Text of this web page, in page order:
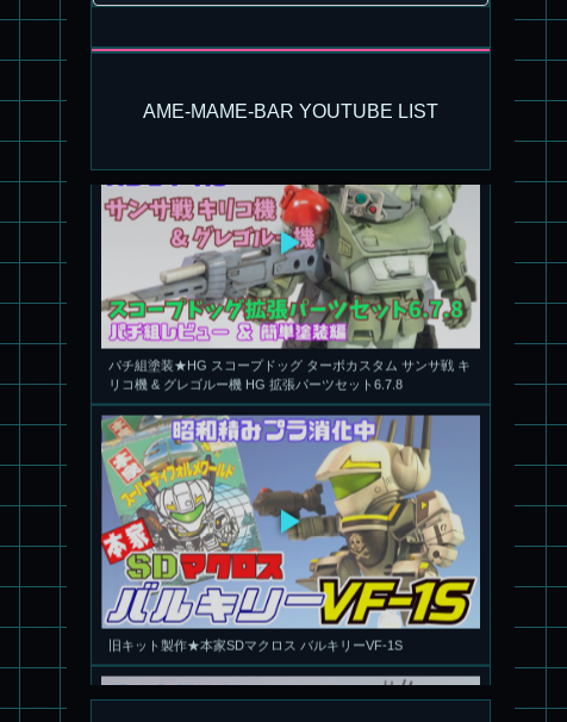
AME-MAME-BAR YOUTUBE LIST
旧キット製作★アリイ 1/72 アーマードバルキリー
パチ組塗装★HG スコープドッグ ターボカスタム サンサ戦 キ
リコ機 & グレゴルー機 HG 拡張パーツセット6.7.8
旧キット製作★本家SDマクロス バルキリーVF-1S